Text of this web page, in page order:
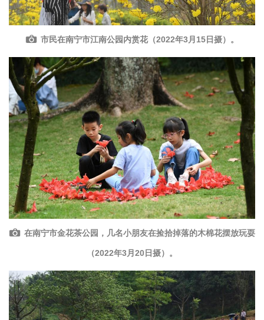
市民在南宁市江南公园内赏花（2022年3月15日摄）。
在南宁市金花茶公园，几名小朋友在捡拾掉落的木棉花摆放玩耍
（2022年3月20日摄）。